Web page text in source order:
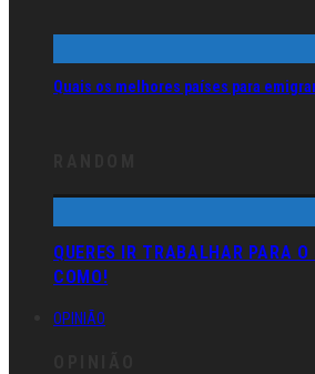
Quais os melhores países para
QUERES IR TRABALHAR PARA
COMO!
OPINIÃO